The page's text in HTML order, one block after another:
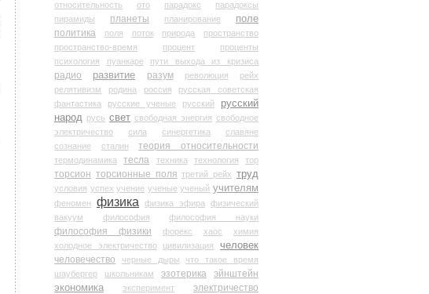
относительность
ото парадокс
парадоксы
пирамиды
планеты планирование
поле
политика
поля поток природа
пространство
пространство-время
процент
проценты
психология
пуанкаре пути выхода из кризиса
радио развитие разум революция
рейх
релятивизм
родина россия
русская советская
фантастика
русские ученые русский
русский
народ русь свет свободная энергия свободное
электричество
сила синергетика
славяне
сознание
сталин теория относительности
термодинамика тесла техника технология тор
торсион торсионные поля третий рейх труд
условия успех учение ученые ученый учителям
феномен физика физика эфира
физический
вакуум
философия философия науки
философия физики форекс хаос
химия
холодное электричество
цивилизация человек
человечество черные дыры
что такое время
шаубергер
школьникам эзотерика
эйнштейн
экономика
эксперимент электричество